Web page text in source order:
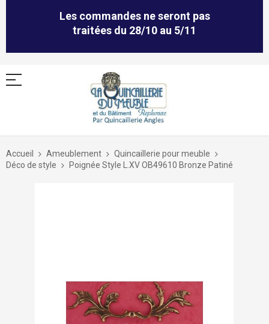
Les commandes ne seront pas
traitées du 28/10 au 5/11
Allez
contenu
Accueil Ameublement
Quincaillerie pour meuble
Déco de style
Poignée Style L.XV OB49610 Bronze Patiné